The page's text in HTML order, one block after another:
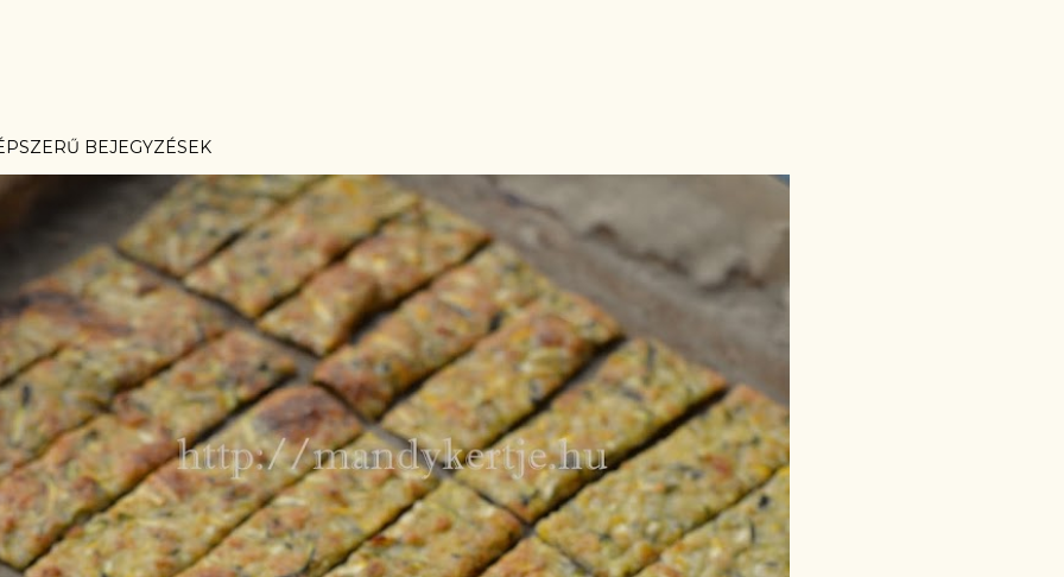
BEJEGYZÉSEK